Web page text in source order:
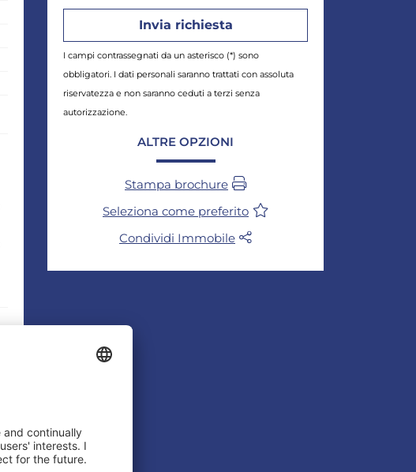
I campi contrassegnati da un asterisco (*) sono
obbligatori. I dati personali saranno trattati con assoluta
riservatezza e non saranno ceduti a terzi senza
autorizzazione.
ALTRE OPZIONI
Stampa brochure
Seleziona come preferito
Condividi Immobile